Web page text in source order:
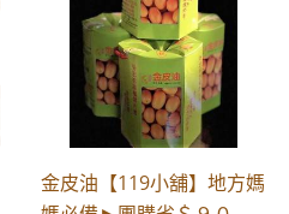
金皮油【119小舖】地方媽